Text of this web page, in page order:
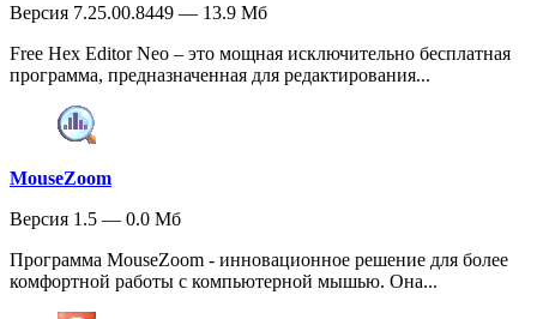
Версия 7.25.00.8449 — 13.9 Мб
Free Hex Editor Neo – это мощная исключительно бесплатная
программа, предназначенная для редактирования...
MouseZoom
Версия 1.5 — 0.0 Мб
Программа MouseZoom - инновационное решение для более
комфортной работы с компьютерной мышью. Она...